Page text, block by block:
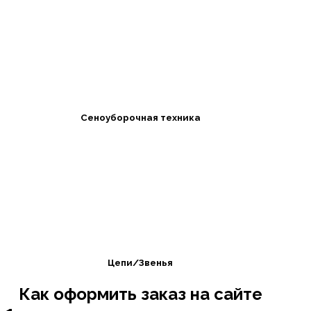
Сеноуборочная техника
Цепи/Звенья
Как оформить заказ на сайте